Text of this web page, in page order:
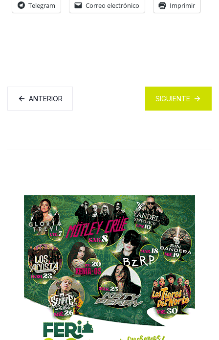
Telegram Correo electrónico Imprimir
ANTERIOR SIGUIENTE